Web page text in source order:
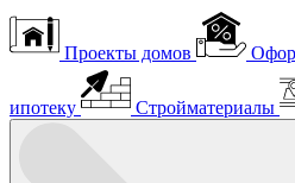
Проекты домов
ипотеку Стройматериалы